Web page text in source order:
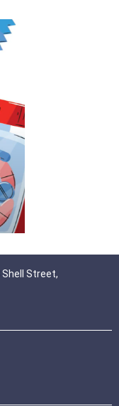
Shell Street,